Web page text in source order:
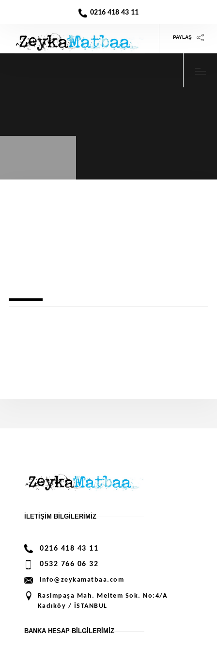
0216 418 43 11
PAYLAŞ
İLETIŞIM BILGILERIMIZ
0216 418 43 11
0532 766 06 32
info@zeykamatbaa.com
Rasimpaşa Mah. Meltem Sok. No:4/A
Kadıköy / İSTANBUL
BANKA HESAP BILGILERIMIZ